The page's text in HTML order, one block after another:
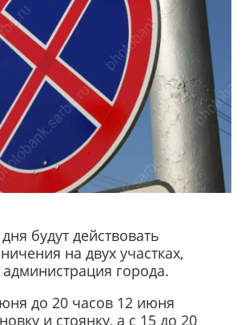
будут действовать
на двух участках,
города.
до 20 часов 12 июня
и стоянку, а с 15 до 20